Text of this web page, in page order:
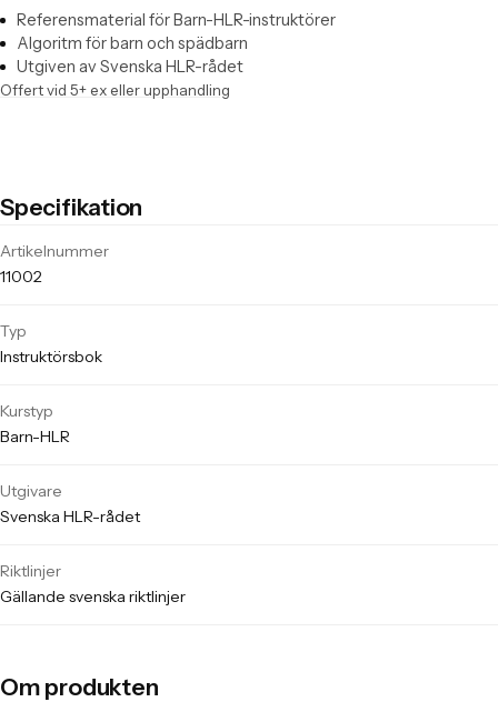
Referensmaterial för Barn-HLR-instruktörer
Algoritm för barn och spädbarn
Utgiven av Svenska HLR-rådet
Offert vid 5+ ex eller upphandling
Specifikation
Artikelnummer
11002
Typ
Instruktörsbok
Kurstyp
Barn-HLR
Utgivare
Svenska HLR-rådet
Riktlinjer
Gällande svenska riktlinjer
Om produkten